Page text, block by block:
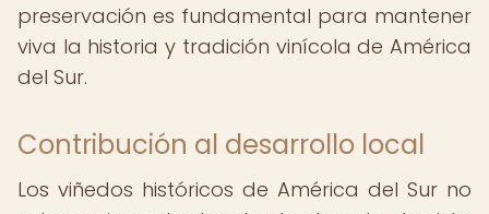
preservación es fundamental para mantener
viva la historia y tradición vinícola de América
del Sur.
Contribución al desarrollo local
Los viñedos históricos de América del Sur no